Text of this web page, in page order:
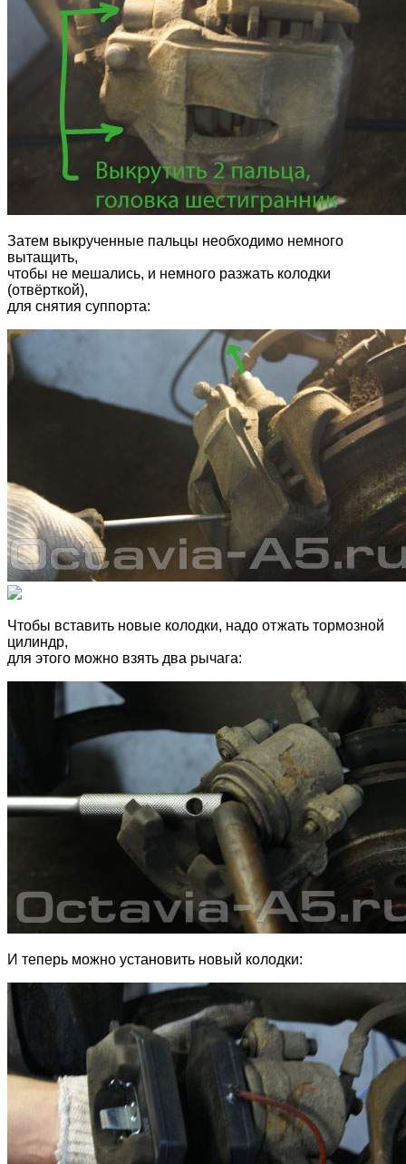
Затем выкрученные пальцы необходимо немного
вытащить,
чтобы не мешались, и немного разжать колодки
(отвёрткой),
для снятия суппорта:
Чтобы вставить новые колодки, надо отжать тормозной
цилиндр,
для этого можно взять два рычага:
И теперь можно установить новый колодки: